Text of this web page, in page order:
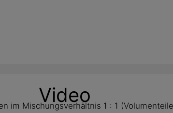
im Mischungsverhältnis 1 : 1
Video